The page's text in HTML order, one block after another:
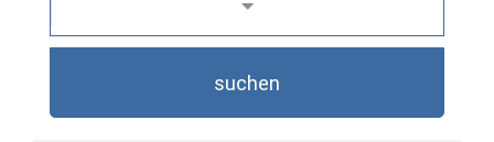
suchen